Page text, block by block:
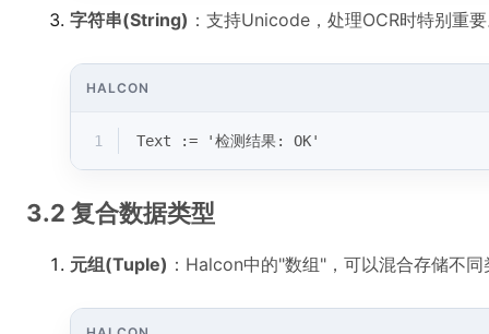
字符串(String) ：支持Unicode，处理OCR时特别重
HALCON
1 Text := '检测结果: OK'
3.2 复合数据类型
元组(Tuple) ：Halcon中的"数组"，可以混合存储不